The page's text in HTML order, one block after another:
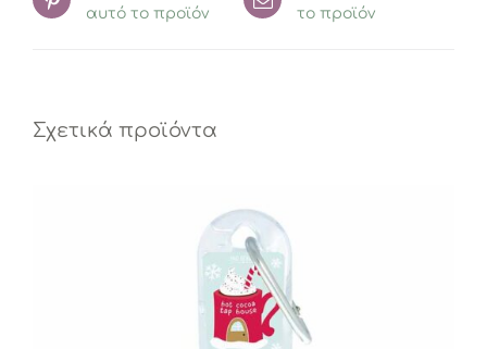
αυτό το προϊόν
το προϊόν
Σχετικά προϊόντα